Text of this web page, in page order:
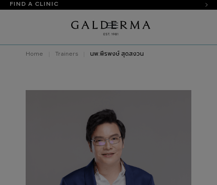
FIND A CLINIC
Home Trainers นพ.พีรพงษ์ สุดสงวน